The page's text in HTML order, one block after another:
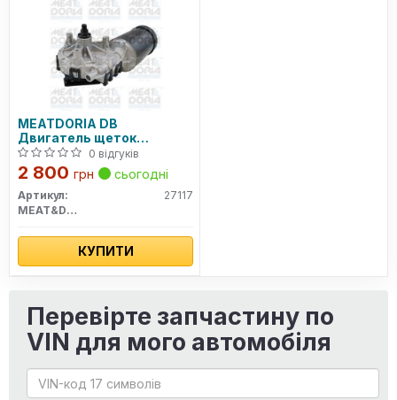
MEATDORIA DB
Двигатель щеток
стеклоочистителя W210
0 відгуків
2 800 грн сьогодні
Артикул:
27117
MEAT&DORIA
КУПИТИ
Перевірте запчастину по
VIN для мого автомобіля